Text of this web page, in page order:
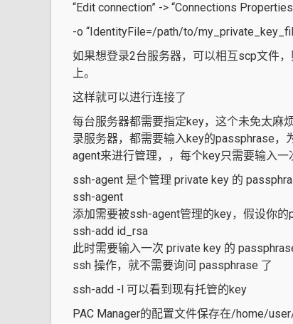
“Edit connection” -> “Connections
-o “IdentityFile=/path/to/
如果想登录2台服务器，可以相互scp文件，
上。
这样就可以进行连接了
每台服务器都需要指定key，这个未免太麻
录服务器，都需要输入key的passphrase
agent来进行管理，，每个key只需要输入
ssh-agent 是个管理 private key 的
ssh-agent
添加需要被ssh-agent管理的key，假设你
ssh-add id_rsa
此时需要输入一次 private key 的
ssh 操作，就不需要询问 passphrase 了
ssh-add -l 可以看到现有托管的key
PAC Manager的配置文件保存在/home/